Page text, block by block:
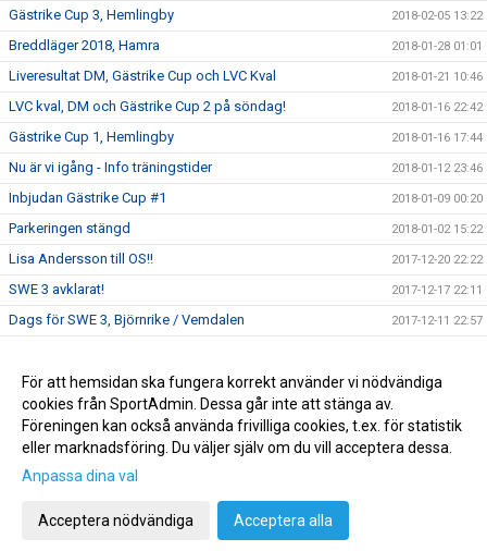
Gästrike Cup 3, Hemlingby 2018-02-05 13:22
Breddläger 2018, Hamra 2018-01-28 01:01
Liveresultat DM, Gästrike Cup och LVC Kval 2018-01-21 10:46
LVC kval, DM och Gästrike Cup 2 på söndag! 2018-01-16 22:42
Gästrike Cup 1, Hemlingby 2018-01-16 17:44
Nu är vi igång - Info träningstider 2018-01-12 23:46
Inbjudan Gästrike Cup #1 2018-01-09 00:20
Parkeringen stängd 2018-01-02 15:22
Lisa Andersson till OS!! 2017-12-20 22:22
SWE 3 avklarat! 2017-12-17 22:11
Dags för SWE 3, Björnrike / Vemdalen 2017-12-11 22:57
SWE 2 - Läger i Björnrike 2017-11-27 16:19
GASK Klubbjacka 2017/2018 2017-11-13 21:16
Gå till Webbversion
För att hemsidan ska fungera korrekt använder vi nödvändiga
cookies från SportAdmin. Dessa går inte att stänga av.
Föreningen kan också använda frivilliga cookies, t.ex. för statistik
eller marknadsföring. Du väljer själv om du vill acceptera dessa.
Anpassa dina val
Acceptera nödvändiga Acceptera alla